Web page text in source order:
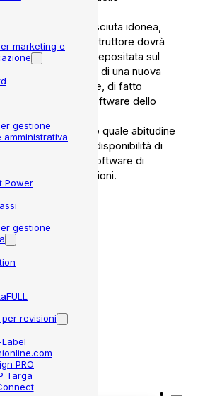
marketing e
gestione
amministrativa
Power
gestione
per revisioni
PRO
Targa
riconosciuta idonea,
MCTCNet2, il costruttore dovrà
chiave pubblica depositata sul
Il caricamento di una nuova
la precedente, di fatto
ad aggiornare il software dello
le officine assumano quale abitudine
frequentemente la disponibilità di
relativamente ai software di
per le revisioni.
Altre circolari